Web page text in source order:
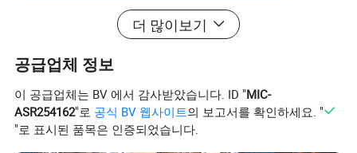
더 많이보기
공급업체 정보
이 공급업체는 BV 에서 감사받았습니다. ID "MIC-
ASR254162"로 공식 BV 웹사이트의 보고서를 확인하세요. "
"로 표시된 품목은 인증되었습니다.